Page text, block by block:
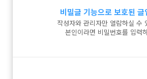
비밀글 기능으로 보호된 글
작성자와 관리자만 열람하실 수
본인이라면 비밀번호를 입력